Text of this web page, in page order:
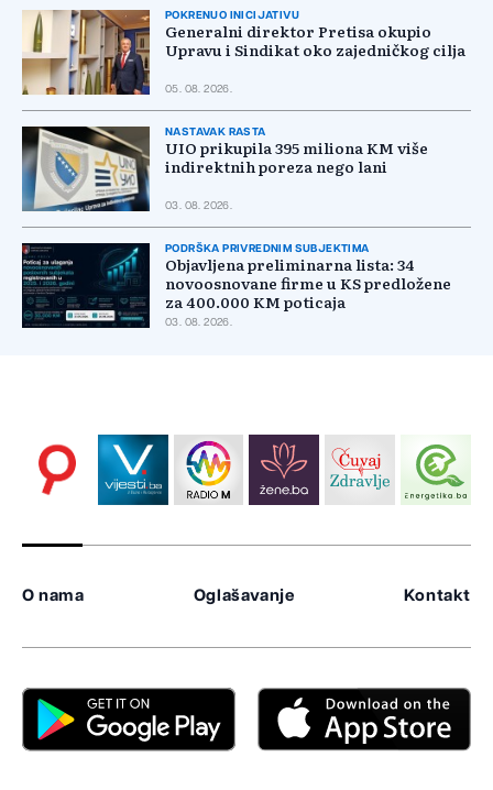
POKRENUO INICIJATIVU
Generalni direktor Pretisa okupio
Upravu i Sindikat oko zajedničkog cilja
05. 08. 2026.
NASTAVAK RASTA
UIO prikupila 395 miliona KM više
indirektnih poreza nego lani
03. 08. 2026.
PODRŠKA PRIVREDNIM SUBJEKTIMA
Objavljena preliminarna lista: 34
novoosnovane firme u KS predložene
za 400.000 KM poticaja
03. 08. 2026.
O nama Oglašavanje Kontakt